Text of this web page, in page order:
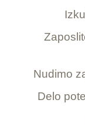
Nudimo
Delo